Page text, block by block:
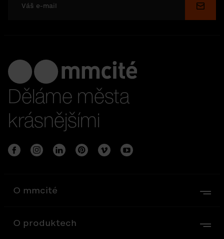
Děláme města
krásnějšími
O mmcité
O produktech